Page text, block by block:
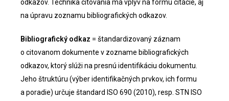
odkazov. Technika citovania má vplyv na formu citácie, aj
na úpravu zoznamu bibliografických odkazov.
Bibliografický odkaz = štandardizovaný záznam
o citovanom dokumente v zozname bibliografických
odkazov, ktorý slúži na presnú identifikáciu dokumentu.
Jeho štruktúru (výber identifikačných prvkov, ich formu
a poradie) určuje štandard ISO 690 (2010), resp. STN ISO